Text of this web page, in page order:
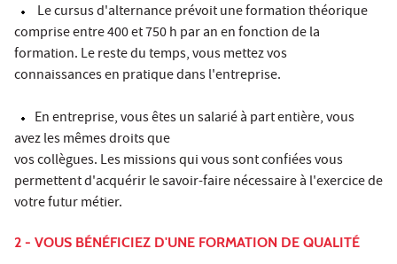
Le cursus d'alternance prévoit une formation théorique
comprise entre 400 et 750 h par an en fonction de la
formation. Le reste du temps, vous mettez vos
connaissances en pratique dans l'entreprise.
En entreprise, vous êtes un salarié à part entière, vous
avez les mêmes droits que
vos collègues. Les missions qui vous sont confiées vous
permettent d'acquérir le savoir-faire nécessaire à l'exercice de
votre futur métier.
2 - VOUS BÉNÉFICIEZ D'UNE FORMATION DE QUALITÉ